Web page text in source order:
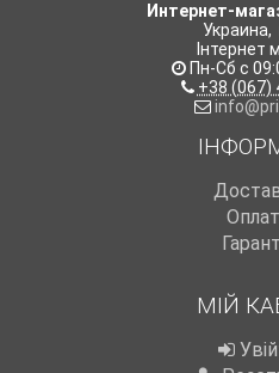
Интернет-
Украина,
Інтернет
Пн-Сб с
+38 (067)
МІЙ